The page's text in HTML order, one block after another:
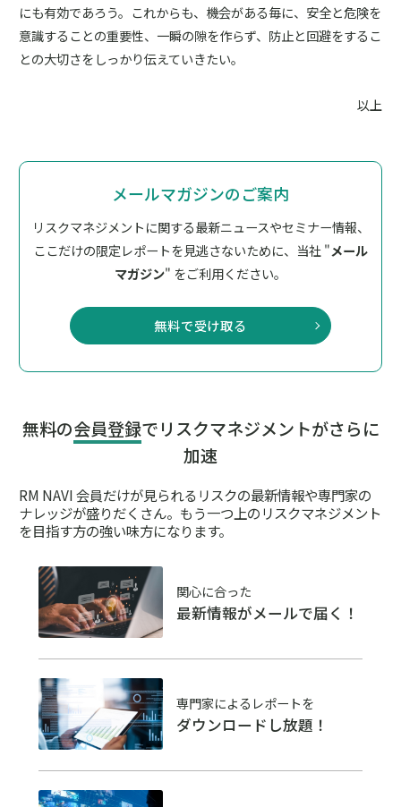
にも有効であろう。これからも、機会がある毎に、安全と危険を
意識することの重要性、一瞬の隙を作らず、防止と回避をするこ
との大切さをしっかり伝えていきたい。
以上
メールマガジンのご案内
リスクマネジメントに関する最新ニュースやセミナー情報、
ここだけの限定レポートを見逃さないために、 当社 "メール
マガジン" をご利用ください。
無料で受け取る
無料の会員登録でリスクマネジメントがさらに
加速
RM NAVI 会員だけが見られるリスクの最新情報や専門家の
ナレッジが盛りだくさん。 もう一つ上のリスクマネジメント
を目指す方の強い味方になります。
関心に合った
最新情報がメールで届く！
専門家によるレポートを
ダウンロードし放題！